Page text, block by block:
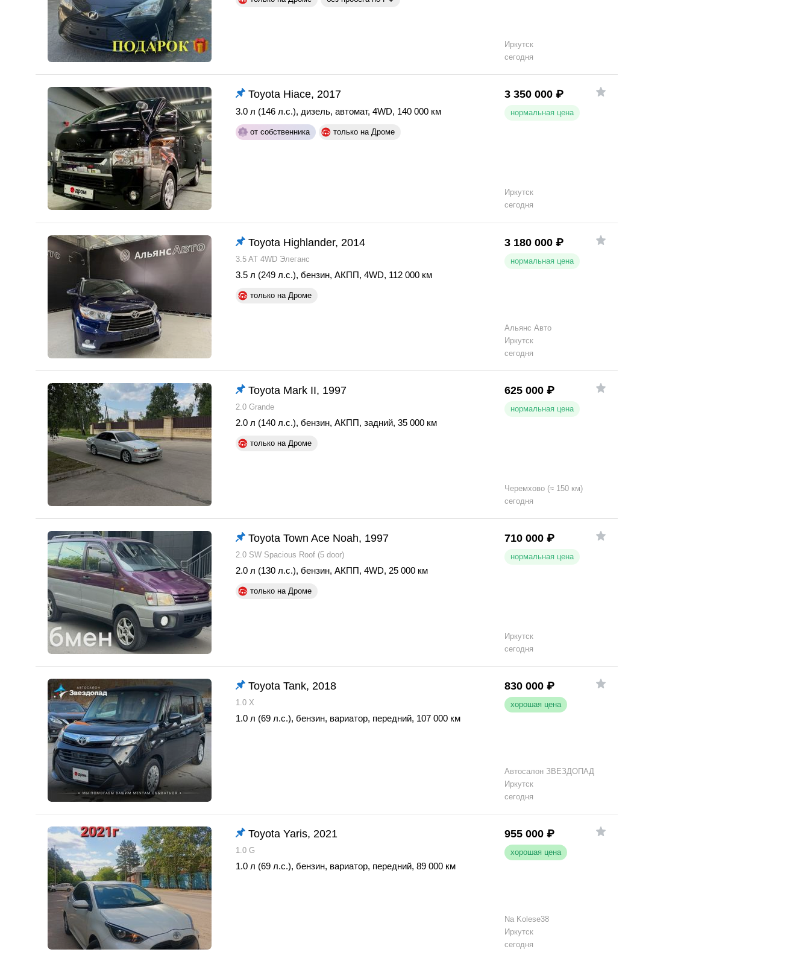
Иркутск
сегодня
Toyota Hiace, 2017
3.0 л (146 л.с.), дизель, автомат, 4WD, 140 000 км
от собственника только на Дроме
3 350 000 ₽
нормальная цена
Иркутск
сегодня
Toyota Highlander, 2014
3.5 AT 4WD Элеганс
3.5 л (249 л.с.), бензин, АКПП, 4WD, 112 000 км
только на Дроме
3 180 000 ₽
нормальная цена
Альянс Авто
Иркутск
сегодня
Toyota Mark II, 1997
2.0 Grande
2.0 л (140 л.с.), бензин, АКПП, задний, 35 000 км
только на Дроме
625 000 ₽
нормальная цена
Черемхово (≈ 150 км)
сегодня
Toyota Town Ace Noah, 1997
2.0 SW Spacious Roof (5 door)
2.0 л (130 л.с.), бензин, АКПП, 4WD, 25 000 км
только на Дроме
710 000 ₽
нормальная цена
Иркутск
сегодня
Toyota Tank, 2018
1.0 X
1.0 л (69 л.с.), бензин, вариатор, передний, 107 000 км
830 000 ₽
хорошая цена
Автосалон ЗВЕЗДОПАД
Иркутск
сегодня
Toyota Yaris, 2021
1.0 G
1.0 л (69 л.с.), бензин, вариатор, передний, 89 000 км
955 000 ₽
хорошая цена
Na Kolese38
Иркутск
сегодня